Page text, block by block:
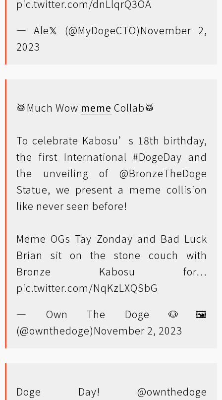
pic.twitter.com/dnLlqrQ3OA
— Ale𝕏 (@MyDogeCTO)November 2,
2023
🥁Much Wow meme Collab🥁
To celebrate Kabosu’s 18th birthday,
the first International#DogeDay and
the unveiling of @BronzeTheDoge
Statue, we present a meme collision
like never seen before!
Meme OGs Tay Zonday and Bad Luck
Brian sit on the stone couch with
Bronze Kabosu for…
pic.twitter.com/NqKzLXQSbG
— Own The Doge 🐶🖼
(@ownthedoge)November 2, 2023
Doge Day! @ownthedoge